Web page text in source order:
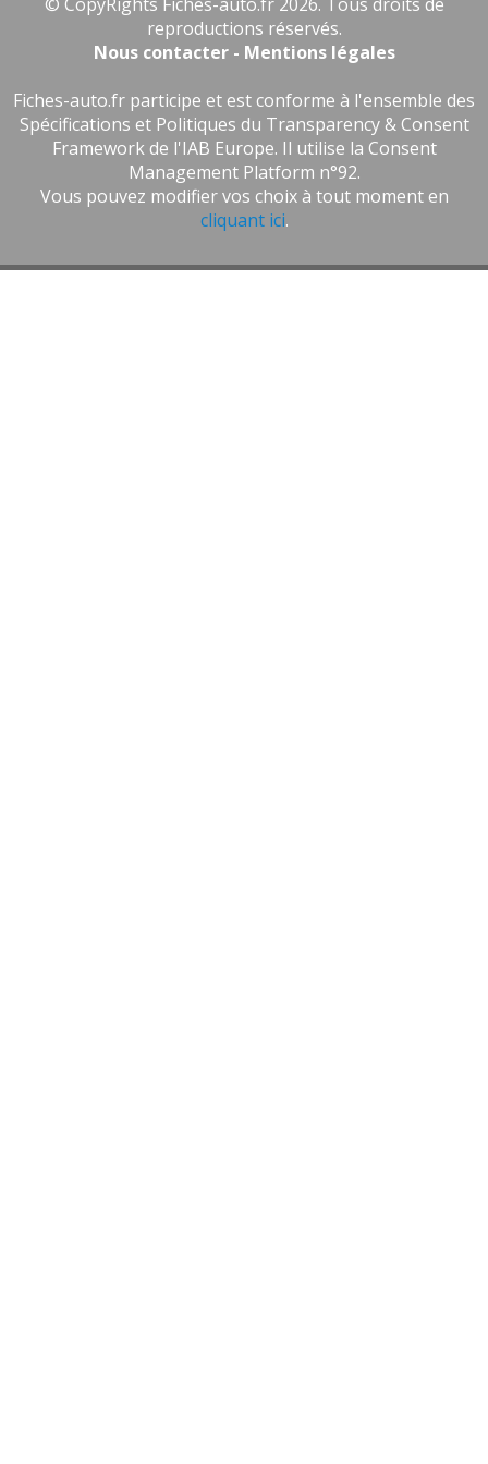
reproductions réservés.
Nous contacter - Mentions légales
Fiches-auto.fr participe et est conforme à l'ensemble des
Spécifications et Politiques du Transparency & Consent
Framework de l'IAB Europe. Il utilise la Consent
Management Platform n°92.
Vous pouvez modifier vos choix à tout moment en
cliquant ici.